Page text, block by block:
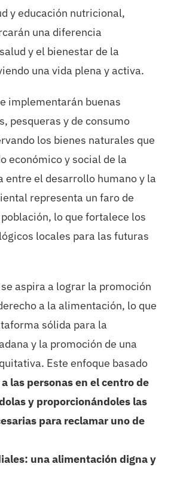
y educación nutricional,
una diferencia
y el bienestar de la
una vida plena y activa.
implementarán buenas
, pesqueras y de consumo
los bienes naturales que
económico y social de la
entre el desarrollo humano y la
representa un faro de
población, lo que fortalece los
locales para las futuras
aspira a lograr la promoción
a la alimentación, lo que
sólida para la
y la promoción de una
Este enfoque basado
a las personas en el centrode
y proporcionándoles las
para reclamar uno de
una alimentación digna y